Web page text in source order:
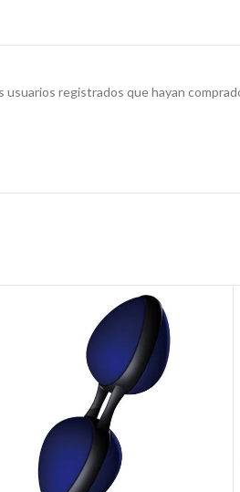
usuarios registrados que hayan